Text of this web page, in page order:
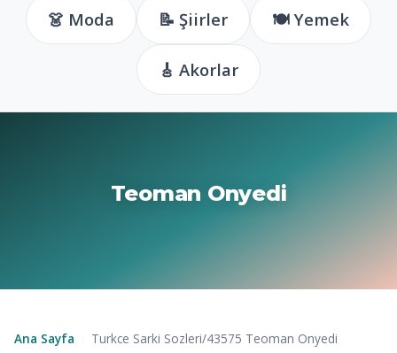
👗 Moda 📝 Şiirler 🍽️ Yemek
🎸 Akorlar
Teoman Onyedi
Ana Sayfa Turkce Sarki Sozleri/43575 Teoman Onyedi